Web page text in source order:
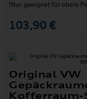
!Nur geeignet für obere
103,90 €
Original VW
Kofferraum-